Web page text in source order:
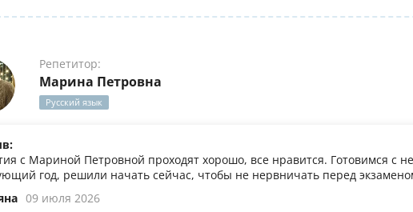
Репетитор:
Марина Петровна
Русский язык
с Мариной Петровной проходят хорошо, все нравится. Готовимся с
год, решили начать сейчас, чтобы не нервничать перед
09 июля 2026